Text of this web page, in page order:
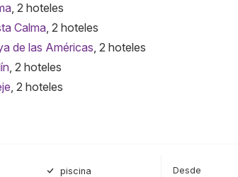
, 2 hoteles
Calma, 2 hoteles
de las Américas, 2 hoteles
, 2 hoteles
, 2 hoteles
piscina
Desde